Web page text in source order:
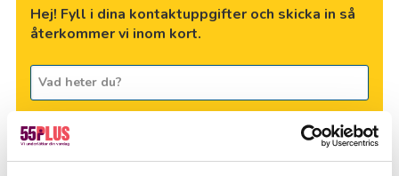
Hej! Fyll i dina kontaktuppgifter och skicka in så
återkommer vi inom kort.